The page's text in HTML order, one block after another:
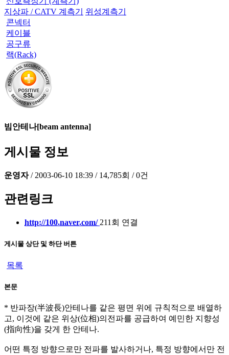
지상파 / CATV 계측기
위성계측기
콘넥터
케이블
공구류
랙(Rack)
빔안테나[beam antenna]
게시물 정보
운영자 / 2003-06-10 18:39 / 14,785회 / 0건
관련링크
http://100.naver.com/ 211회 연결
게시물 상단 및 하단 버튼
목록
본문
* 반파장(半波長)안테나를 같은 평면 위에 규칙적으로 배열하
고, 이것에 같은 위상(位相)의전파를 공급하여 예민한 지향성
(指向性)을 갖게 한 안테나.
어떤 특정 방향으로만 전파를 발사하거나, 특정 방향에서만 전